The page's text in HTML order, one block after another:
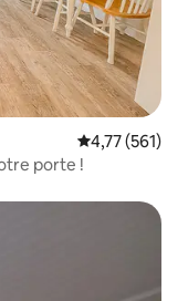
Évaluation
4,77 (561)
porte !